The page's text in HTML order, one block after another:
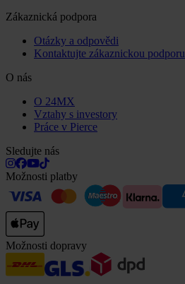
Zákaznická podpora
Otázky a odpovědi
Kontaktujte zákaznickou podporu
O nás
O 24MX
Vztahy s investory
Práce v Pierce
Sledujte nás
Možnosti platby
Možnosti dopravy